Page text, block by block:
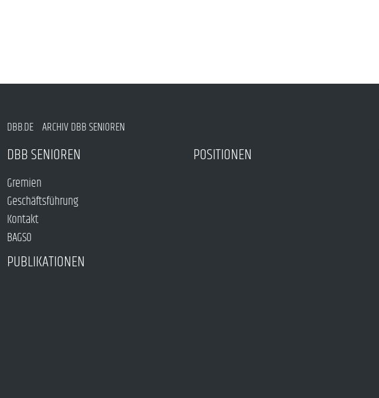
DBB.DE ARCHIV DBB SENIOREN
DBB SENIOREN
Gremien
Geschäftsführung
Kontakt
BAGSO
POSITIONEN
PUBLIKATIONEN